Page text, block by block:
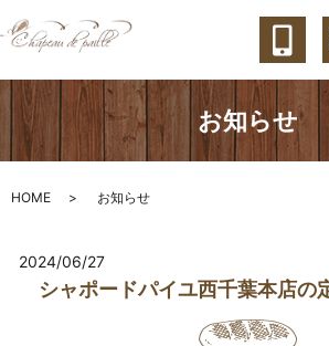
お知らせ
HOME お知らせ
2024/06/27
シャポードパイユ西千葉本店の